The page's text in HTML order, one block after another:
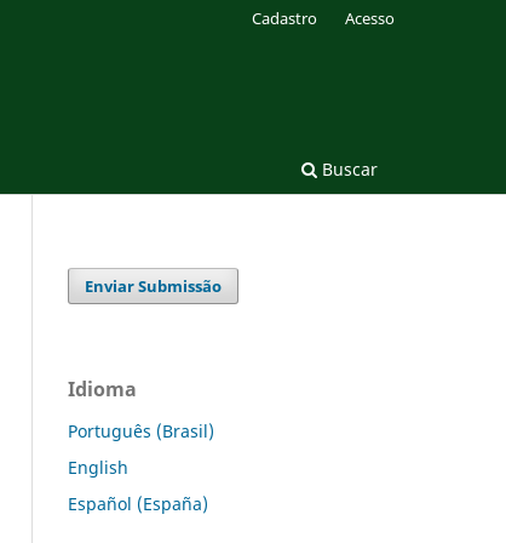
Buscar
Cadastro Acesso
Enviar Submissão
Idioma
Português (Brasil)
English
Español (España)